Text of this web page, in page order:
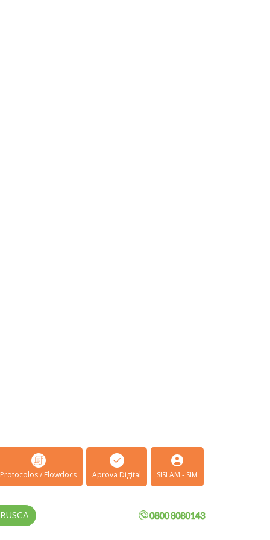
Protocolos / Flowdocs Aprova Digital SISLAM - SIM